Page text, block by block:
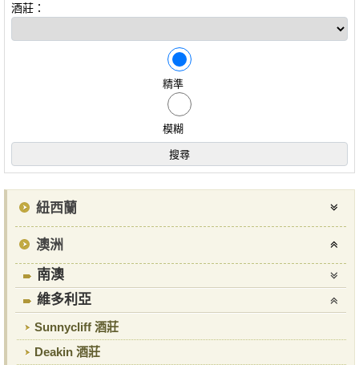
酒莊：
精準
模糊
紐西蘭
澳洲
南澳
維多利亞
Sunnycliff 酒莊
Deakin 酒莊